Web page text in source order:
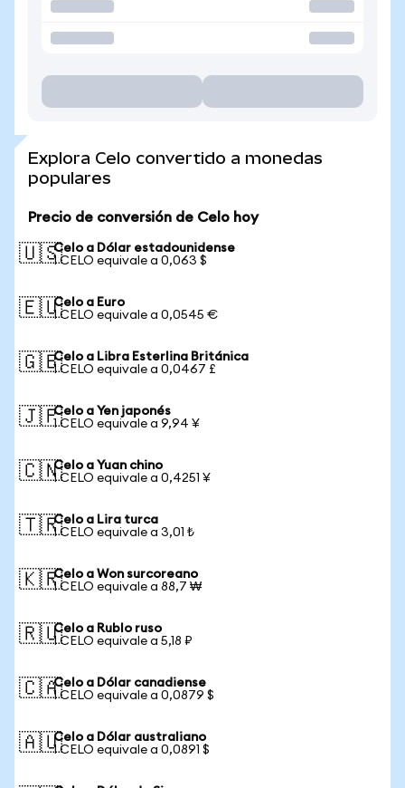
Explora Celo convertido a monedas
populares
Precio de conversión de Celo hoy
🇺🇸Celo a Dólar estadounidense
1 CELO equivale a 0,063 $
🇪🇺Celo a Euro
1 CELO equivale a 0,0545 €
🇬🇧Celo a Libra Esterlina Británica
1 CELO equivale a 0,0467 £
🇯🇵Celo a Yen japonés
1 CELO equivale a 9,94 ¥
🇨🇳Celo a Yuan chino
1 CELO equivale a 0,4251 ¥
🇹🇷Celo a Lira turca
1 CELO equivale a 3,01 ₺
🇰🇷Celo a Won surcoreano
1 CELO equivale a 88,7 ₩
🇷🇺Celo a Rublo ruso
1 CELO equivale a 5,18 ₽
🇨🇦Celo a Dólar canadiense
1 CELO equivale a 0,0879 $
🇦🇺Celo a Dólar australiano
1 CELO equivale a 0,0891 $